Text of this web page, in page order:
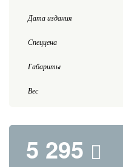
Дата издания
Спеццена
Габариты
Вес
5 295